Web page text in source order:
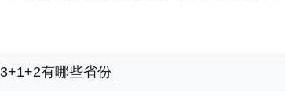
有哪些省份